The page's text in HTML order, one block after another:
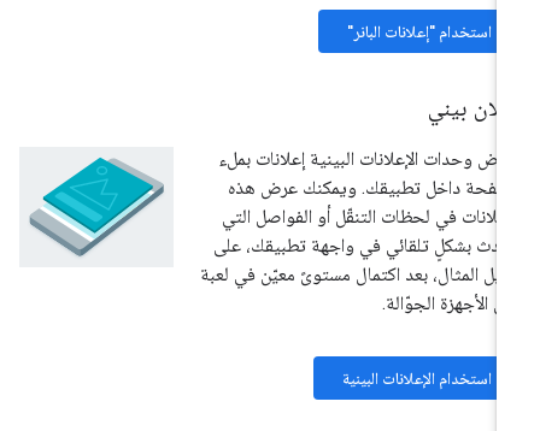
استخدام "إعلانات البانر"
بيني
وحدات الإعلانات البينية إعلانات بملء
داخل تطبيقك. ويمكنك عرض هذه
في لحظات التنقّل أو الفواصل التي
بشكلٍ تلقائي في واجهة تطبيقك، على
المثال، بعد اكتمال مستوىً معيّن في لعبة
الأجهزة الجوّالة.
استخدام الإعلانات البينية